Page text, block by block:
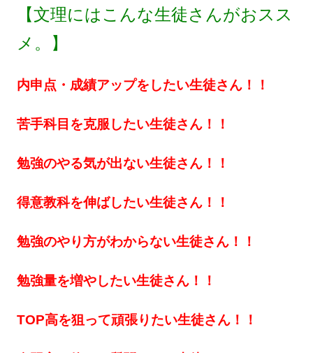
【文理にはこんな生徒さんがおスス
メ。】
内申点・成績アップをしたい生徒さん！！
苦手科目を克服したい生徒さん！！
勉強のやる気が出ない生徒さん！！
得意教科を伸ばしたい生徒さん！！
勉強のやり方がわからない生徒さん！！
勉強量を増やしたい生徒さん！！
TOP高を狙って頑張りたい生徒さん！！